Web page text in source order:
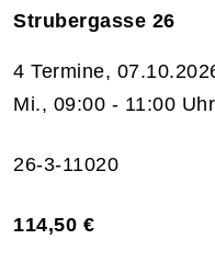
Strubergasse 26
4 Termine,
Mi., 09:00 - 11:00 Uhr
26-3-11020
114,50 €